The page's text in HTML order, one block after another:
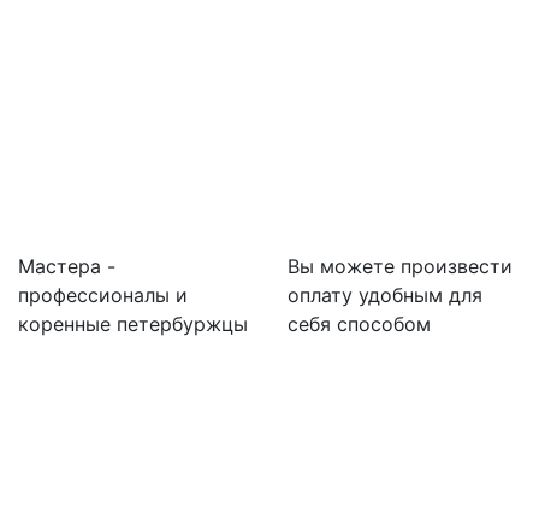
Мастера -
профессионалы и
коренные петербуржцы
Вы можете произвести
оплату удобным для
себя способом